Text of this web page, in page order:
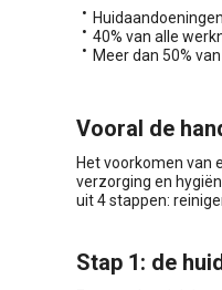
40% van alle
Meer dan 50%
Vooral de
Het voorkomen van
verzorging en
uit 4 stappen:
Stap 1: de